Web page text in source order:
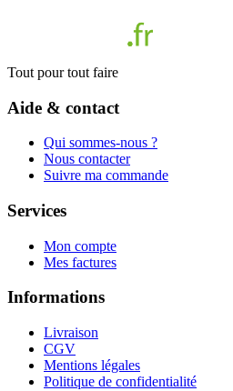
Tout pour tout faire
Aide & contact
Qui sommes-nous ?
Nous contacter
Suivre ma commande
Services
Mon compte
Mes factures
Informations
Livraison
CGV
Mentions légales
Politique de confidentialité